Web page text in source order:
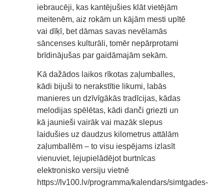
iebraucēji, kas kantējušies klāt vietējām
meitenēm, aiz rokām un kājām mesti upītē
vai dīķī, bet dāmas savas nevēlamās
sāncenses kulturāli, tomēr nepārprotami
brīdinājušas par gaidāmajām sekām.
Kā dažādos laikos rīkotas zaļumballes,
kādi bijuši to nerakstītie likumi, labās
manieres un dzīvīgākās tradīcijas, kādas
melodijas spēlētas, kādi danči griezti un
kā jaunieši vairāk vai mazāk slepus
laidušies uz daudzus kilometrus attālām
zaļumballēm – to visu iespējams izlasīt
vienuviet, lejupielādējot burtnīcas
elektronisko versiju vietnē
https://lv100.lv/programma/kalendars/simtgades-